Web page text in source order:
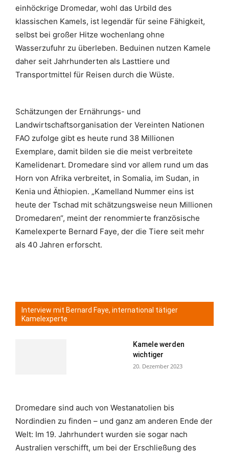
einhöckrige Dromedar, wohl das Urbild des
klassischen Kamels, ist legendär für seine Fähigkeit,
selbst bei großer Hitze wochenlang ohne
Wasserzufuhr zu überleben. Beduinen nutzen Kamele
daher seit Jahrhunderten als Lasttiere und
Transportmittel für Reisen durch die Wüste.
Schätzungen der Ernährungs- und
Landwirtschaftsorganisation der Vereinten Nationen
FAO zufolge gibt es heute rund 38 Millionen
Exemplare, damit bilden sie die meist verbreitete
Kamelidenart. Dromedare sind vor allem rund um das
Horn von Afrika verbreitet, in Somalia, im Sudan, in
Kenia und Äthiopien. „Kamelland Nummer eins ist
heute der Tschad mit schätzungsweise neun Millionen
Dromedaren“, meint der renommierte französische
Kamelexperte Bernard Faye, der die Tiere seit mehr
als 40 Jahren erforscht.
Interview mit Bernard Faye, international tätiger
Kamelexperte
Kamele werden
wichtiger
20. Dezember 2023
Dromedare sind auch von Westanatolien bis
Nordindien zu finden – und ganz am anderen Ende der
Welt: Im 19. Jahrhundert wurden sie sogar nach
Australien verschifft, um bei der Erschließung des